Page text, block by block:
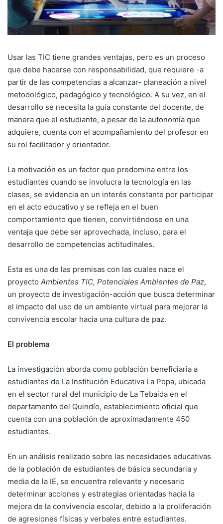
Usar las TIC tiene grandes ventajas, pero es un proceso
que debe hacerse con responsabilidad, que requiere -a
partir de las competencias a alcanzar- planeación a nivel
metodológico, pedagógico y tecnológico. A su vez, en el
desarrollo se necesita la guía constante del docente, de
manera que el estudiante, a pesar de la autonomía que
adquiere, cuenta con el acompañamiento del profesor en
su rol facilitador y orientador.
La motivación es un factor que predomina entre los
estudiantes cuando se involucra la tecnología en las
clases, se evidencia en un interés constante por participar
en el acto educativo y se refleja en el buen
comportamiento que tienen, convirtiéndose en una
ventaja que debe ser aprovechada, incluso, para el
desarrollo de competencias actitudinales.
Esta es una de las premisas con las cuales nace el
proyecto Ambientes TIC, Potenciales Ambientes de Paz,
un proyecto de investigación-acción que busca determinar
el impacto del uso de un ambiente virtual para mejorar la
convivencia escolar hacia una cultura de paz.
El problema
La investigación aborda como población beneficiaria a
estudiantes de La Institución Educativa La Popa, ubicada
en el sector rural del municipio de La Tebaida en el
departamento del Quindío, establecimiento oficial que
cuenta con una población de aproximadamente 450
estudiantes.
En un análisis realizado sobre las necesidades educativas
de la población de estudiantes de básica secundaria y
media de la IE, se encuentra relevante y necesario
determinar acciones y estrategias orientadas hacia la
mejora de la convivencia escolar, debido a la proliferación
de agresiones físicas y verbales entre estudiantes.